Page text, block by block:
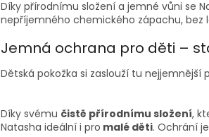
Díky přírodnímu složení a jemné vůni se
nepříjemného chemického zápachu, bez
Jemná ochrana pro děti –
Dětská pokožka si zaslouží tu
Díky svému čistě přírodnímu složení,
Natasha ideální i pro malé děti. Ochrání